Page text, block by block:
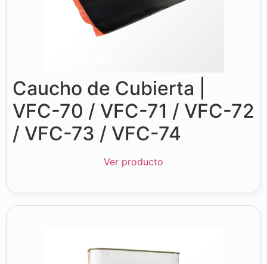
Caucho de Cubierta |
VFC-70 / VFC-71 / VFC-72
/ VFC-73 / VFC-74
Ver producto